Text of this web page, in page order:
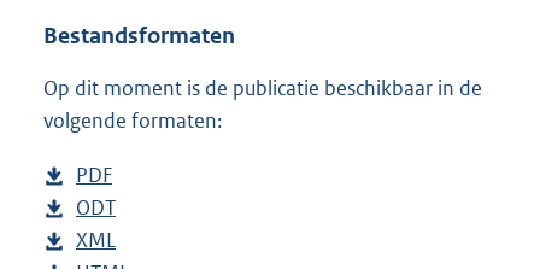
:
Bestandsformaten
Op dit moment is de publicatie beschikbaar in de
volgende formaten:
D
o
w
PDF
e
s
D
o
ODT
D
XML